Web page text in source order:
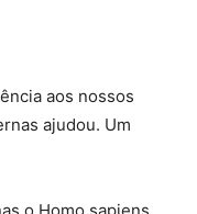
aos nossos
ajudou. Um